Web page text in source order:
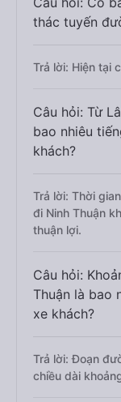
thác tuyến
Trả lời: Hiện tại
Câu hỏi: Từ
bao nhiêu
khách?
Trả lời: Thời
đi Ninh Thuận
thuận lợi.
Câu hỏi:
Thuận là bao
xe khách?
Trả lời: Đoạn
chiều dài